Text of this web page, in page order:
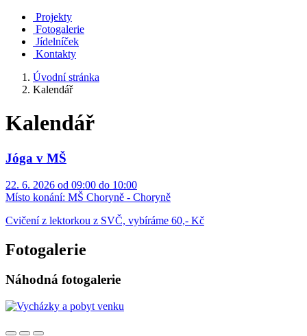
Projekty
Fotogalerie
Jídelníček
Kontakty
Úvodní stránka
Kalendář
Kalendář
Jóga v MŠ
22. 6. 2026 od 09:00 do 10:00
Místo konání: MŠ Choryně - Choryně
Cvičení z lektorkou z SVČ, vybíráme 60,- Kč
Fotogalerie
Náhodná fotogalerie